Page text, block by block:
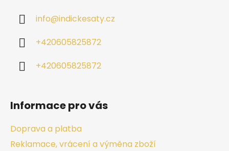
info@indickesaty.cz
+420605825872
+420605825872
Informace pro vás
Doprava a platba
Reklamace, vrácení a výměna zboží